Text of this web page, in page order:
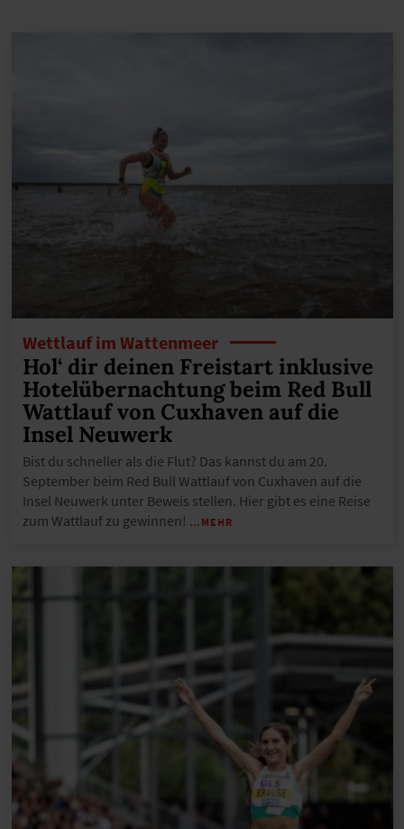
Wettlauf im Wattenmeer
Hol‘ dir deinen Freistart inklusive
Hotelübernachtung beim Red Bull
Wattlauf von Cuxhaven auf die
Insel Neuwerk
Bist du schneller als die Flut? Das kannst du am 20.
September beim Red Bull Wattlauf von Cuxhaven auf die
Insel Neuwerk unter Beweis stellen. Hier gibt es eine Reise
zum Wattlauf zu gewinnen! …MEHR